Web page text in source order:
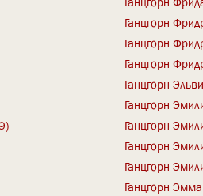
Ганцгорн
Ганцгорн
Ганцгорн
Ганцгорн
Ганцгорн
Ганцгорн
Ганцгорн
Ганцгорн
Ганцгорн